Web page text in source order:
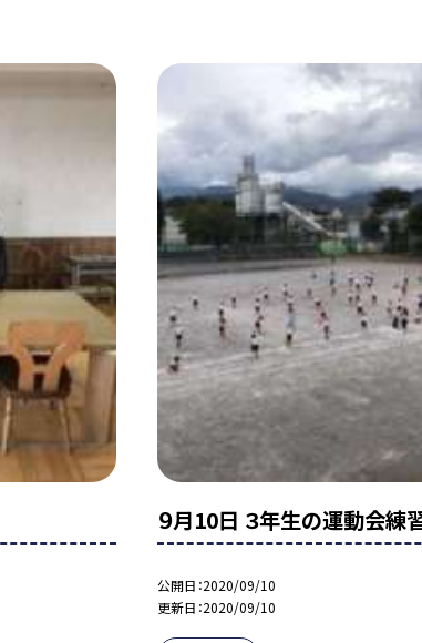
９月10日 ３年生の運動会練
公開日 2020/09/10
更新日 2020/09/10